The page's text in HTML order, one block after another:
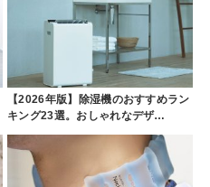
【2026年版】除湿機のおすすめラン
キング23選。おしゃれなデザ…